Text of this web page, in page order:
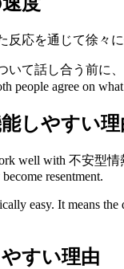
応を通じて徐々
て話し合う前に
agree on
しやすい理
with 不安型情熱
resentment.
easy. It means
すい理由